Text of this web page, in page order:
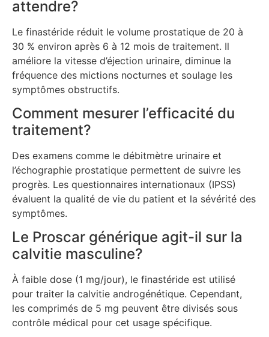
attendre?
Le finastéride réduit le volume prostatique de 20 à
30 % environ après 6 à 12 mois de traitement. Il
améliore la vitesse d’éjection urinaire, diminue la
fréquence des mictions nocturnes et soulage les
symptômes obstructifs.
Comment mesurer l’efficacité du
traitement?
Des examens comme le débitmètre urinaire et
l’échographie prostatique permettent de suivre les
progrès. Les questionnaires internationaux (IPSS)
évaluent la qualité de vie du patient et la sévérité des
symptômes.
Le Proscar générique agit-il sur la
calvitie masculine?
À faible dose (1 mg/jour), le finastéride est utilisé
pour traiter la calvitie androgénétique. Cependant,
les comprimés de 5 mg peuvent être divisés sous
contrôle médical pour cet usage spécifique.